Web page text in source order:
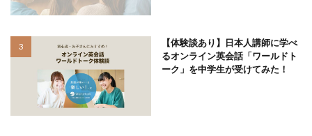
【体験談あり】日本人講師に学べ
るオンライン英会話「ワールドト
ーク」を中学生が受けてみた！